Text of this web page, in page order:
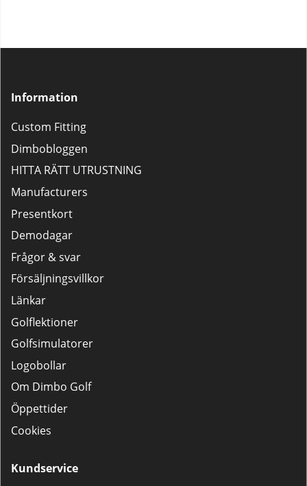
Information
Custom Fitting
Dimbobloggen
HITTA RÄTT UTRUSTNING
Manufacturers
Presentkort
Demodagar
Frågor & svar
Försäljningsvillkor
Länkar
Golflektioner
Golfsimulatorer
Logobollar
Om Dimbo Golf
Öppettider
Cookies
Kundservice